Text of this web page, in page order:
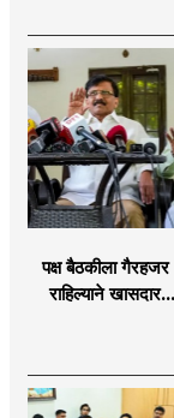
पक्ष बैठकीला गैरहजर
राहिल्याने खासदार
काय सांगतो?